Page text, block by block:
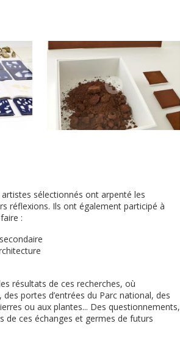
artistes sélectionnés ont arpenté les
réflexions. Ils ont également participé à
:
résultats de ces recherches, où
portes d’entrées du Parc national, des
ou aux plantes... Des questionnements,
de ces échanges et germes de futurs